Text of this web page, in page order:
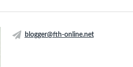
blogger@fth-online.net